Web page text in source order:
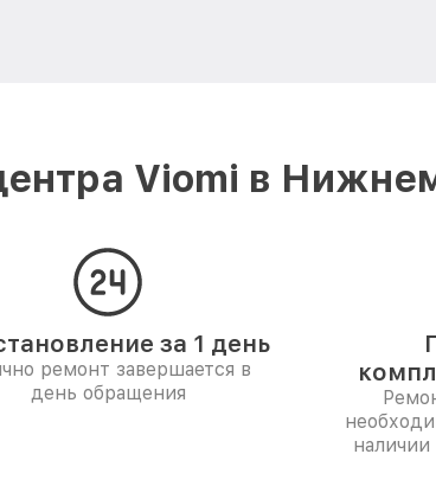
Viomi в
за 1 день
ремонт завершается в
день обращения